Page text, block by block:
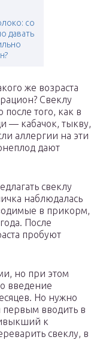
со
давать
же возраста
Свеклу
после того, как в
— кабачок, тыкву,
аллергии на эти
дают
свеклу
наблюдалась
в прикорм,
После
пробуют
но при этом
введение
Но нужно
первым вводить в
к
свеклу, в